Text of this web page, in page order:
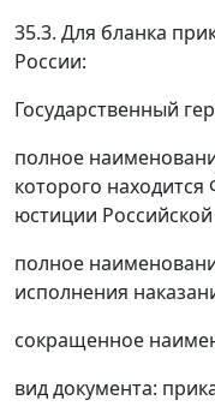
35.3. Для бланка
России:
Государственный
полное
которого
юстиции
полное
исполнения
сокращенное
вид документа: